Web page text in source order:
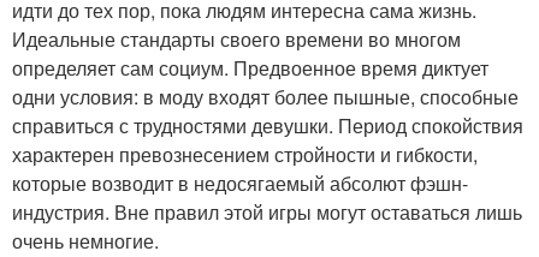
идти до тех пор, пока людям интересна сама жизнь.
Идеальные стандарты своего времени во многом
определяет сам социум. Предвоенное время диктует
одни условия: в моду входят более пышные, способные
справиться с трудностями девушки. Период спокойствия
характерен превознесением стройности и гибкости,
которые возводит в недосягаемый абсолют фэшн-
индустрия. Вне правил этой игры могут оставаться лишь
очень немногие.